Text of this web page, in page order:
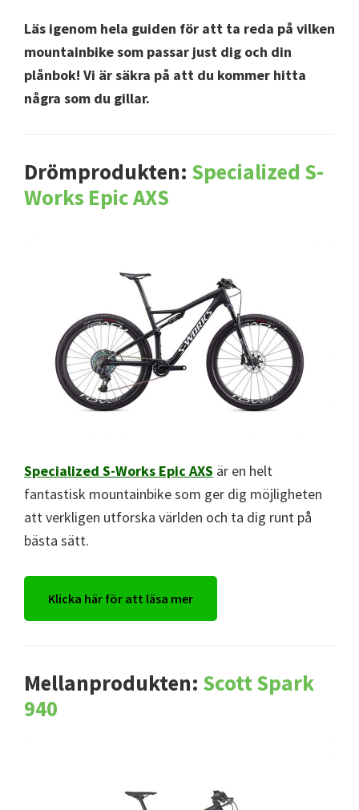
Läs igenom hela guiden för att ta reda på vilken
mountainbike som passar just dig och din
plånbok! Vi är säkra på att du kommer hitta
några som du gillar.
Drömprodukten: Specialized S-
Works Epic AXS
Specialized S-Works Epic AXS är en helt
fantastisk mountainbike som ger dig möjligheten
att verkligen utforska världen och ta dig runt på
bästa sätt.
Klicka här för att läsa mer
Mellanprodukten: Scott Spark
940